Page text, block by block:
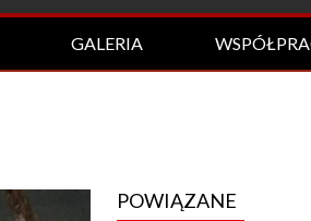
GALERIA
POWIĄZANE